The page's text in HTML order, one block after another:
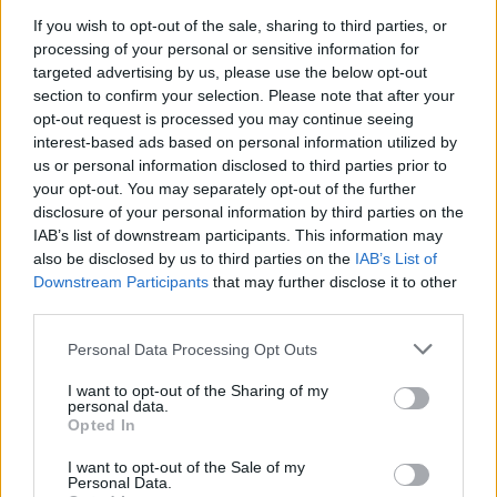
If you wish to opt-out of the sale, sharing to third parties, or
processing of your personal or sensitive information for
targeted advertising by us, please use the below opt-out
section to confirm your selection. Please note that after your
opt-out request is processed you may continue seeing
interest-based ads based on personal information utilized by
us or personal information disclosed to third parties prior to
your opt-out. You may separately opt-out of the further
disclosure of your personal information by third parties on the
IAB’s list of downstream participants. This information may
also be disclosed by us to third parties on the IAB’s List of
Downstream Participants that may further disclose it to other
Personal Data Processing Opt Outs
I want to opt-out of the Sharing of my
personal data.
Opted In
I want to opt-out of the Sale of my
Personal Data.
Στην αρχική εκδοχή το βράδυ του Σαββάτου,
η λεζάντα του βίντεο ήταν «δεν βρήκα το
φόρεμα για το πάρτι μου φέτος 👗… Ο
αναστοχασμός κάνει καλό στην ψυχή…
Μερικές φορές, όταν συμβαίνουν δύσκολα
πράγματα, προκύπτουν και καλά πράγματα και
μαθαίνουμε. Έμαθα ότι μια πραγματική
έκφραση με συναίσθημα λέει πολλά για όλους
μας!! Πείτε το παιδικό, ανόητο, ενοχλητικό…
Μεγαλώνουμε και γινόμαστε γυναίκες, αλλά
μέρος της ψυχής σας και να το αφήσετε να
επαναστατήσει… το παιδί μέσα σας πρέπει να
μιλήσει στις πιο ευάλωτες στιγμές. Η θλίψη και